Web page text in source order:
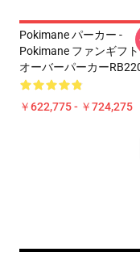
Pokimane パーカー -
Pokimane ファンギフ
オーバーパーカー
￥622,775 - ￥724,275